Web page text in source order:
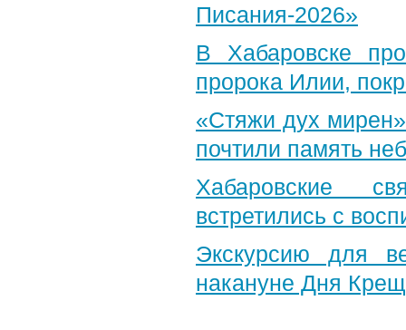
Писания-2026»
В Хабаровске
пророка Илии,
«Стяжи дух
почтили память
Хабаровские
встретились с
Экскурсию для
накануне Дня